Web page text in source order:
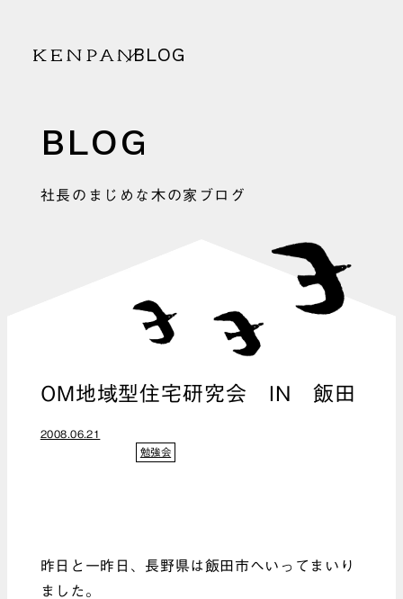
KENPAN BLOG
BLOG
社長のまじめな木の家ブログ
OM地域型住宅研究会 IN 飯田
2008.06.21
勉強会
昨日と一昨日、長野県は飯田市へいってまいり
ました。